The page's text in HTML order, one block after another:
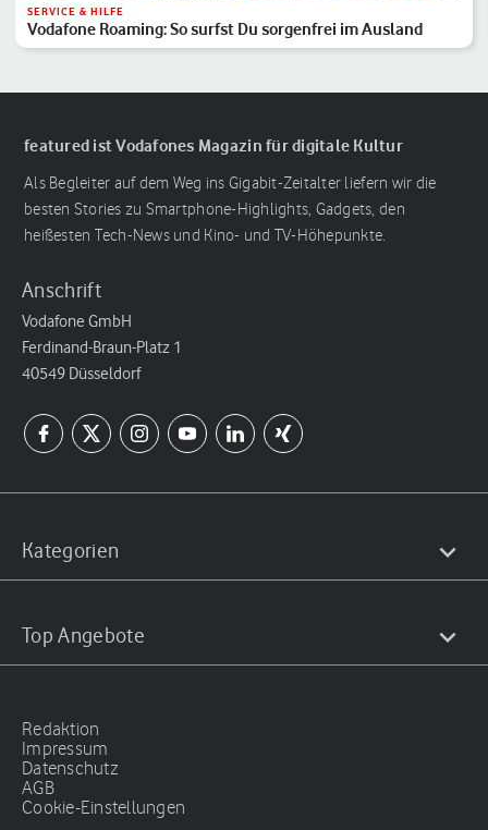
SERVICE & HILFE
Vodafone Roaming: So surfst Du sorgenfrei im Ausland
featured ist Vodafones Magazin für digitale Kultur
Als Begleiter auf dem Weg ins Gigabit-Zeitalter liefern wir die
besten Stories zu Smartphone-Highlights, Gadgets, den
heißesten Tech-News und Kino- und TV-Höhepunkte.
Anschrift
Vodafone GmbH
Ferdinand-Braun-Platz 1
40549 Düsseldorf
Kategorien
Top Angebote
Redaktion
Impressum
Datenschutz
AGB
Cookie-Einstellungen